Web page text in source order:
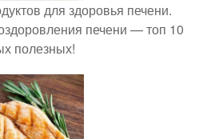
для здоровья печени.
печени — топ 10
полезных!